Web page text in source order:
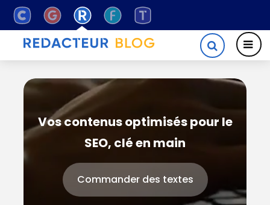
Vos contenus optimisés pour le
SEO, clé en main
Commander des textes